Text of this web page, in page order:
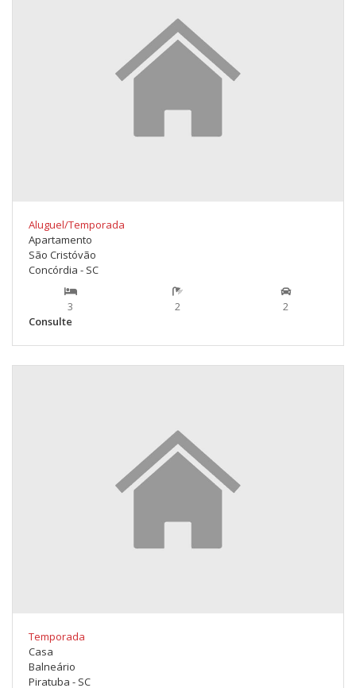
Aluguel/Temporada
Apartamento
São Cristóvão
Concórdia - SC
3 2
2
Consulte
Temporada
Casa
Balneário
Piratuba - SC